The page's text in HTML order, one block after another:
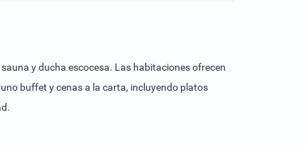
y ducha escocesa. Las habitaciones ofrecen
buffet y cenas a la carta, incluyendo platos